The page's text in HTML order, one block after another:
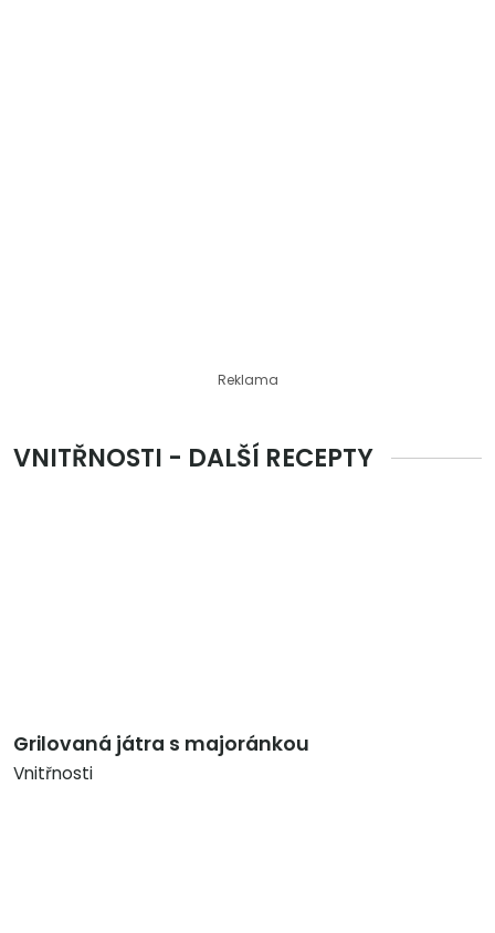
Reklama
VNITŘNOSTI - DALŠÍ RECEPTY
Grilovaná játra s majoránkou
Vnitřnosti